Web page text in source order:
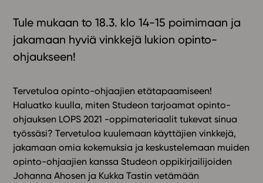
Tietoa meistä
Eettiset periaatteet tekoälyn käyttöön
Tilaa uutiskirje
In English
Tule mukaan to 18.3. klo 14-15 poimimaan ja
jakamaan hyviä vinkkejä lukion opinto-
ohjaukseen!
Tervetuloa opinto-ohjaajien etätapaamiseen!
Haluatko kuulla, miten Studeon tarjoamat opinto-
ohjauksen LOPS 2021 -oppimateriaalit tukevat sinua
työssäsi? Tervetuloa kuulemaan käyttäjien vinkkejä,
jakamaan omia kokemuksia ja keskustelemaan muiden
opinto-ohjaajien kanssa Studeon oppikirjailijoiden
Johanna Ahosen ja Kukka Tastin vetämään